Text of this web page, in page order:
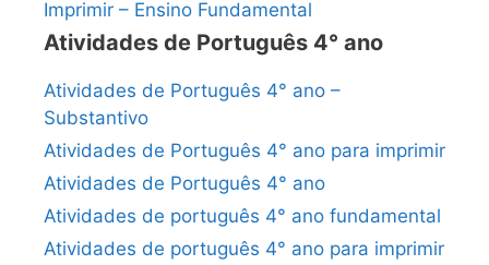
Imprimir – Ensino Fundamental
Atividades de Português 4° ano
Atividades de Português 4° ano –
Substantivo
Atividades de Português 4° ano para imprimir
Atividades de Português 4° ano
Atividades de português 4° ano fundamental
Atividades de português 4° ano para imprimir